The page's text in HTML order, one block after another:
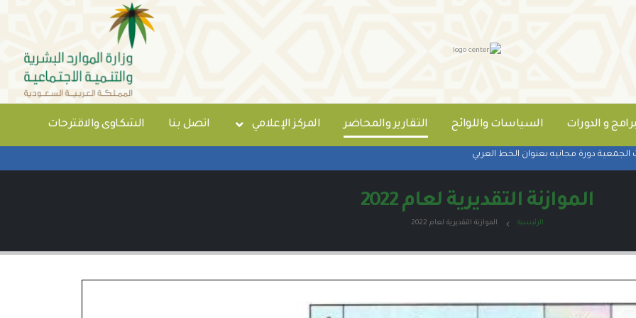
و الدورات السياسات واللوائح التقارير والمحاضر المركز الإعلامي اتصل بنا الشكاوى والاقترحات
دورة مجانيه بعنوان الخط العربي
الموازنة التقديرية لعام 2022
الرئيسية الموازنة التقديرية لعام 2022